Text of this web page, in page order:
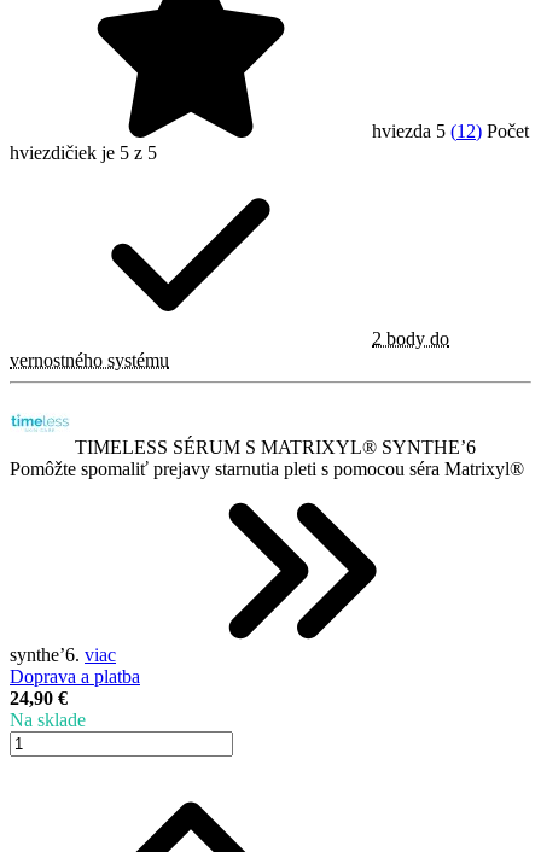
hviezda 5 (12) Počet
hviezdičiek je 5 z 5
2 body do
vernostného systému
TIMELESS SÉRUM S MATRIXYL®️ SYNTHE’6
Pomôžte spomaliť prejavy starnutia pleti s pomocou séra Matrixyl®️
synthe’6. viac
Doprava a platba
24,90 €
Na sklade